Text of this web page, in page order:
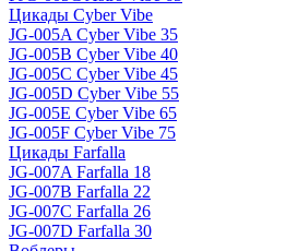
Цикады Cyber Vibe
JG-005A Cyber Vibe 35
JG-005B Cyber Vibe 40
JG-005C Cyber Vibe 45
JG-005D Cyber Vibe 55
JG-005E Cyber Vibe 65
JG-005F Cyber Vibe 75
Цикады Farfalla
JG-007A Farfalla 18
JG-007B Farfalla 22
JG-007C Farfalla 26
JG-007D Farfalla 30